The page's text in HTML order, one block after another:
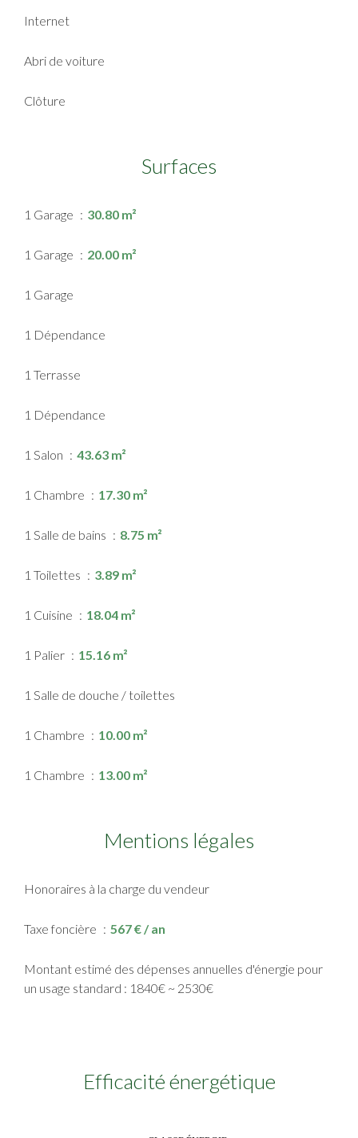
Internet
Abri de voiture
Clôture
Surfaces
1 Garage 30.80 m²
1 Garage 20.00 m²
1 Garage
1 Dépendance
1 Terrasse
1 Dépendance
1 Salon 43.63 m²
1 Chambre 17.30 m²
1 Salle de bains 8.75 m²
1 Toilettes 3.89 m²
1 Cuisine 18.04 m²
1 Palier 15.16 m²
1 Salle de douche / toilettes
1 Chambre 10.00 m²
1 Chambre 13.00 m²
Mentions légales
Honoraires à la charge du vendeur
Taxe foncière 567 € / an
Montant estimé des dépenses annuelles d'énergie pour
un usage standard : 1840€ ~ 2530€
Efficacité énergétique